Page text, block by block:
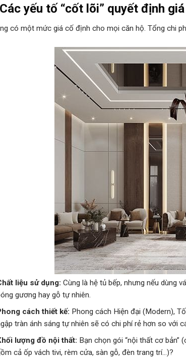
yếu tố “cốt lõi” quyết định
có một mức giá cố định cho mọi căn hộ. Tổng chi
liệu sử dụng: Cùng là hệ tủ bếp, nhưng nếu dùng
gương hay gỗ tự nhiên.
cách thiết kế: Phong cách Hiện đại (Modern),
tràn ánh sáng tự nhiên sẽ có chi phí rẻ hơn so với
lượng đồ nội thất: Bạn chọn gói “nội thất cơ bản”
cả ốp vách tivi, rèm cửa, sàn gỗ, đèn trang trí…)?